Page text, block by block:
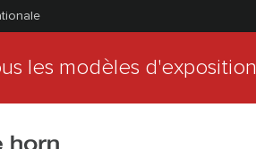
les modèles d'exposition